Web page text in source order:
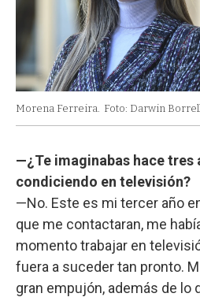
Morena Ferreira. Foto: Darwin
—¿Te imaginabas hace tres
condiciendo en televisión?
—No. Este es mi tercer año
que me contactaran, me
momento trabajar en
fuera a suceder tan pronto.
gran empujón, además de lo